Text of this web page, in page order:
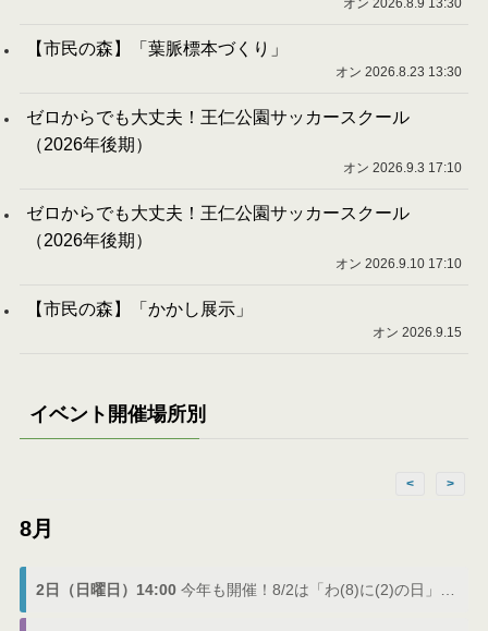
オン 2026.8.9 13:30
【市民の森】「葉脈標本づくり」
オン 2026.8.23 13:30
ゼロからでも大丈夫！王仁公園サッカースクール
（2026年後期）
オン 2026.9.3 17:10
ゼロからでも大丈夫！王仁公園サッカースクール
（2026年後期）
オン 2026.9.10 17:10
【市民の森】「かかし展示」
オン 2026.9.15
イベント開催場所別
< >
8月
2日（日曜日）14:00 今年も開催！8/2は「わ(8)に(2)の日」でわにフェス